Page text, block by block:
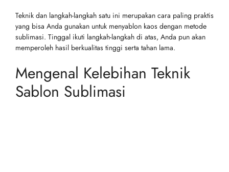
Teknik dan langkah-langkah satu ini merupakan cara paling praktis
yang bisa Anda gunakan untuk menyablon kaos dengan metode
sublimasi. Tinggal ikuti langkah-langkah di atas, Anda pun akan
memperoleh hasil berkualitas tinggi serta tahan lama.
Mengenal Kelebihan Teknik
Sablon Sublimasi